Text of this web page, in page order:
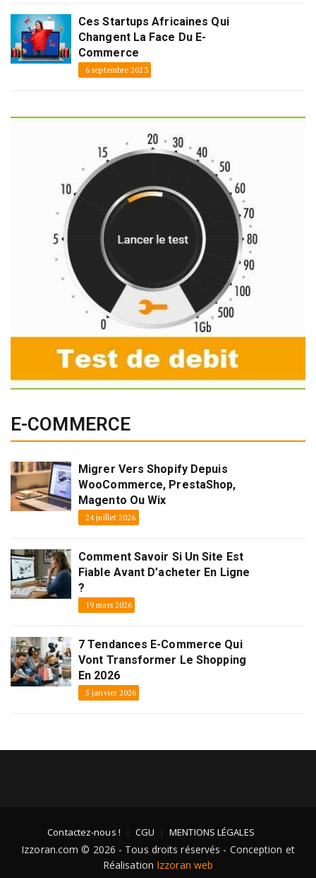
Ces Startups Africaines Qui
Changent La Face Du E-
Commerce
6 septembre 2023
E-COMMERCE
Migrer Vers Shopify Depuis
WooCommerce, PrestaShop,
Magento Ou Wix
24 juillet 2026
Comment Savoir Si Un Site Est
Fiable Avant D’acheter En Ligne
?
19 mars 2026
7 Tendances E-Commerce Qui
Vont Transformer Le Shopping
En 2026
5 janvier 2026
Contactez-nous ! CGU MENTIONS LÉGALES
Izzoran.com © 2026 - Tous droits réservés - Conception et
Réalisation Izzoran web